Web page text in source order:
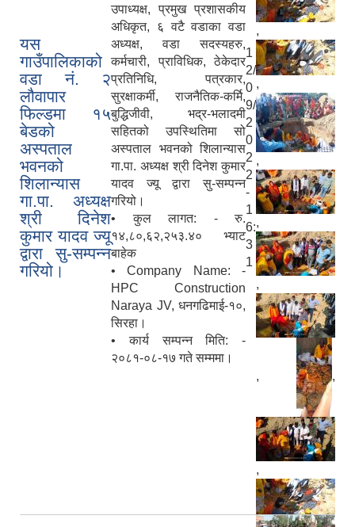
यस
गाउँपालिकाको
वडा नं. २
लौवापार
फिल्डमा १५
बेडको
अस्पताल
भवनको
शिलान्यास
गा.पा. अध्यक्ष
श्री दिनेश
कुमार यादव ज्यू
द्वारा सु-सम्पन्न
गरियो।
उपाध्यक्ष, प्रमुख प्रशासकीय
अधिकृत, ६ वटै वडाका वडा
अध्यक्ष, वडा सदस्यहरु,
कर्मचारी, प्राविधिक, ठेकेदार
प्रतिनिधि, पत्रकार,
सुरक्षाकर्मी, राजनैतिक-कर्मि,
बुद्धिजीवी, भद्र-भलादमी
सहितको उपस्थितिमा सो
अस्पताल भवनको शिलान्यास
गा.पा. अध्यक्ष श्री दिनेश कुमार
यादव ज्यू द्वारा सु-सम्पन्न
गरियो।
• कुल लागत: - रु.
१४,८०,६२,२५३.४० भ्याट
बाहेक
• Company Name: -
HPC Construction
Naraya JV, धनगढिमाई-१०,
सिरहा।
• कार्य सम्पन्न मिति: -
२०८१-०८-१७ गते सम्ममा।
1
2/
0
9/
2
0
2
2
-
1
6:
3
1
,
,
,
,
,
, ,
,